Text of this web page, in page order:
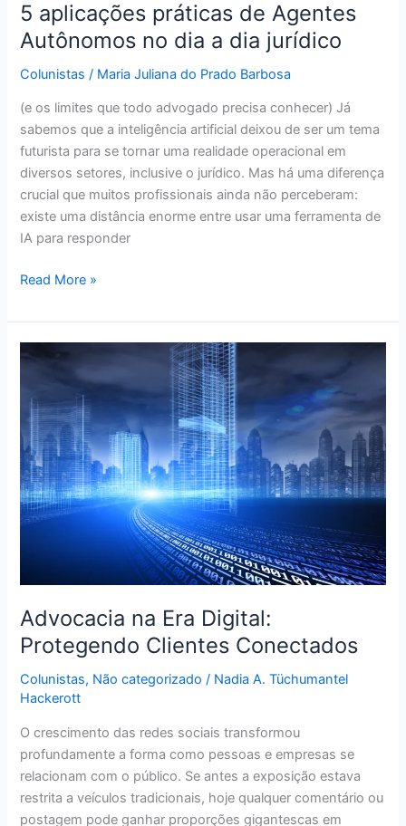
5 aplicações práticas de Agentes
Autônomos no dia a dia jurídico
Colunistas / Maria Juliana do Prado Barbosa
(e os limites que todo advogado precisa conhecer) Já
sabemos que a inteligência artificial deixou de ser um tema
futurista para se tornar uma realidade operacional em
diversos setores, inclusive o jurídico. Mas há uma diferença
crucial que muitos profissionais ainda não perceberam:
existe uma distância enorme entre usar uma ferramenta de
IA para responder
Read More »
Advocacia na Era Digital:
Protegendo Clientes Conectados
Colunistas, Não categorizado / Nadia A. Tüchumantel
Hackerott
O crescimento das redes sociais transformou
profundamente a forma como pessoas e empresas se
relacionam com o público. Se antes a exposição estava
restrita a veículos tradicionais, hoje qualquer comentário ou
postagem pode ganhar proporções gigantescas em
Advocacia
Era
Digital:
Protegendo
Clientes
Conectados